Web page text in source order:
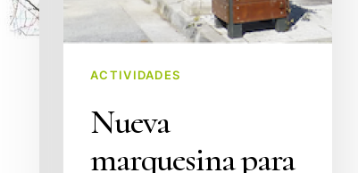
ACTIVIDADES
Nueva
marquesina para